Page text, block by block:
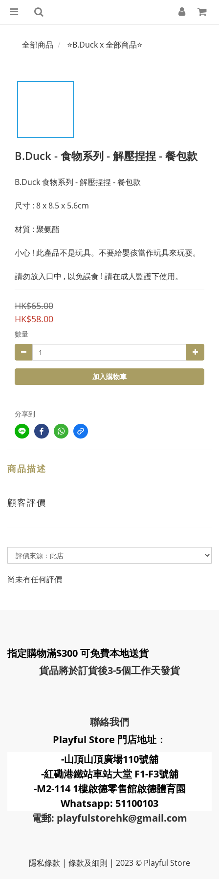
全部商品 ⭐B.Duck x 全部商品⭐
B.Duck - 食物系列 - 解壓捏捏 - 餐包款
B.Duck 食物系列 - 解壓捏捏 - 餐包款​
尺寸 : 8 x 8.5 x 5.6cm
材質 : 聚氨酯
小心 ! 此產品不是玩具。不要給嬰孩當作玩具來玩耍。
請勿放入口中 , 以免誤食 ! 請在成人監護下使用。
HK$65.00
HK$58.00
數量
加入購物車
分享到
商品描述
顧客評價
尚未有任何評價
指定購物滿$300 可免費本地送貨
貨品將於訂貨後3-5個工作天發貨
聯絡我們
Playful Store 門店地址：
-山頂山頂廣場110號舖
-紅磡港鐵站車站大堂 F1-F3號舖
-M2-114 1樓啟德零售館啟德體育園
Whatsapp: 51100103
電郵: playfulstorehk@gmail.com
隱私條款 | 條款及細則 | 2023 © Playful Store